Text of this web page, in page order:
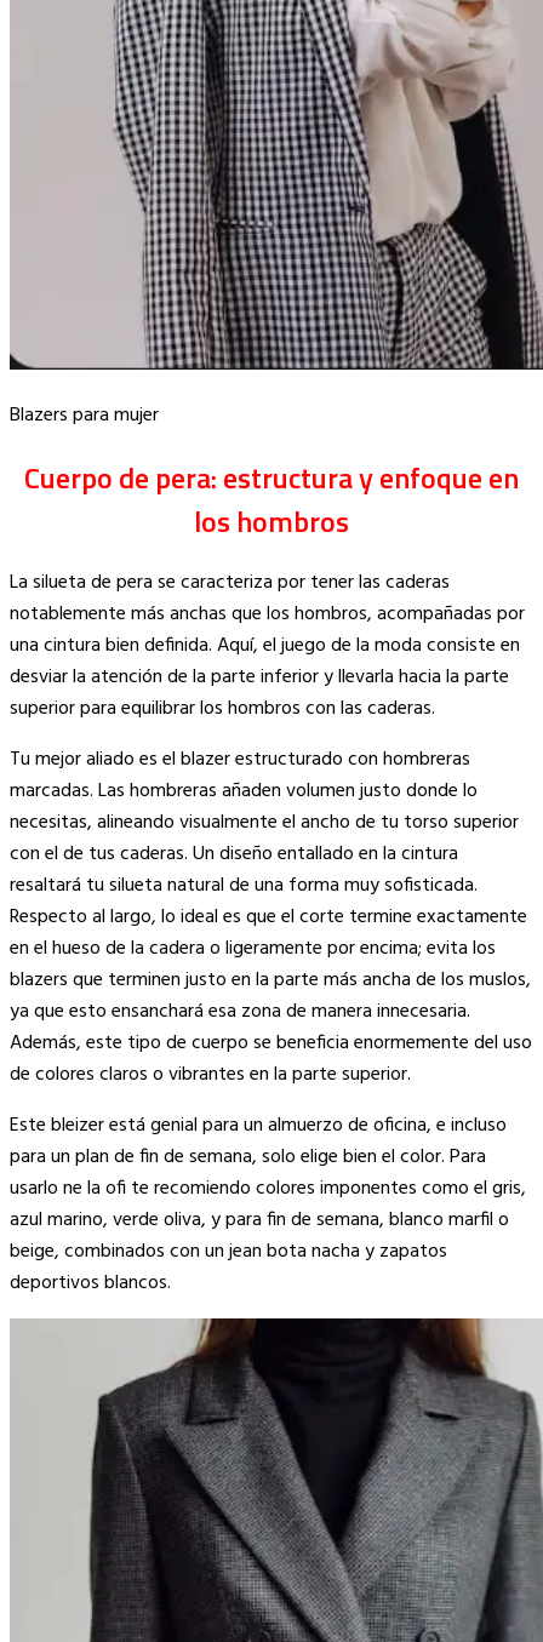
Blazers para mujer
Cuerpo de pera: estructura y enfoque en
los hombros
La silueta de pera se caracteriza por tener las caderas
notablemente más anchas que los hombros, acompañadas por
una cintura bien definida. Aquí, el juego de la moda consiste en
desviar la atención de la parte inferior y llevarla hacia la parte
superior para equilibrar los hombros con las caderas.
Tu mejor aliado es el blazer estructurado con hombreras
marcadas. Las hombreras añaden volumen justo donde lo
necesitas, alineando visualmente el ancho de tu torso superior
con el de tus caderas. Un diseño entallado en la cintura
resaltará tu silueta natural de una forma muy sofisticada.
Respecto al largo, lo ideal es que el corte termine exactamente
en el hueso de la cadera o ligeramente por encima; evita los
blazers que terminen justo en la parte más ancha de los muslos,
ya que esto ensanchará esa zona de manera innecesaria.
Además, este tipo de cuerpo se beneficia enormemente del uso
de colores claros o vibrantes en la parte superior.
Este bleizer está genial para un almuerzo de oficina, e incluso
para un plan de fin de semana, solo elige bien el color. Para
usarlo ne la ofi te recomiendo colores imponentes como el gris,
azul marino, verde oliva, y para fin de semana, blanco marfil o
beige, combinados con un jean bota nacha y zapatos
deportivos blancos.